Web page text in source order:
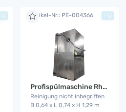
Artikel-Nr.: PE-004366
Profispülmaschine Rhima DR60
Reinigung nicht inbegriffen
B 0,64 x L 0,74 x H 1,29 m
+